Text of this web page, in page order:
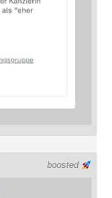
boosted